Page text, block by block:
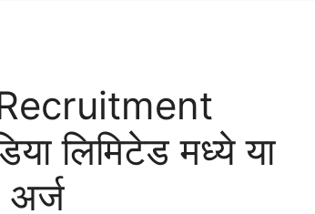
लिमिटेड मध्ये या